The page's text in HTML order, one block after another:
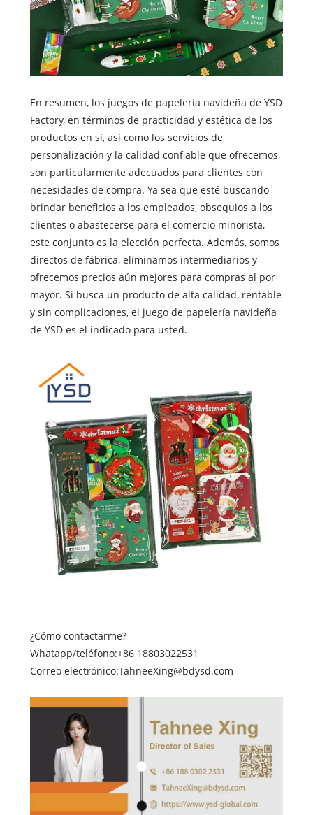
En resumen, los juegos de papelería navideña de YSD
Factory, en términos de practicidad y estética de los
productos en sí, así como los servicios de
personalización y la calidad confiable que ofrecemos,
son particularmente adecuados para clientes con
necesidades de compra. Ya sea que esté buscando
brindar beneficios a los empleados, obsequios a los
clientes o abastecerse para el comercio minorista,
este conjunto es la elección perfecta. Además, somos
directos de fábrica, eliminamos intermediarios y
ofrecemos precios aún mejores para compras al por
mayor. Si busca un producto de alta calidad, rentable
y sin complicaciones, el juego de papelería navideña
de YSD es el indicado para usted.
¿Cómo contactarme?
Whatapp/teléfono:+86 18803022531
Correo electrónico:TahneeXing@bdysd.com